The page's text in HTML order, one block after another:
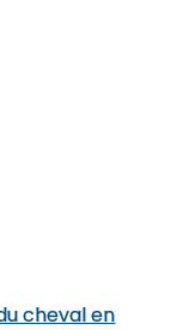
cheval en